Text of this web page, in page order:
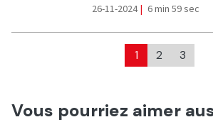
26-11-2024 | 6 min 59 sec
1 2 3
Vous pourriez aimer